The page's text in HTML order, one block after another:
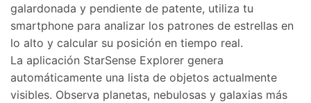
galardonada y pendiente de patente, utiliza tu
smartphone para analizar los patrones de estrellas en
lo alto y calcular su posición en tiempo real.
La aplicación StarSense Explorer genera
automáticamente una lista de objetos actualmente
visibles. Observa planetas, nebulosas y galaxias más